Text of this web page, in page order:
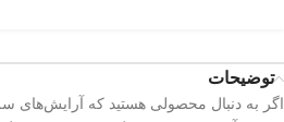
توضیحات
اگر به دنبال محصولی هستید که